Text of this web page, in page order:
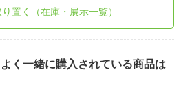
置く（在庫・展示一覧）
く一緒に購入されている商品は